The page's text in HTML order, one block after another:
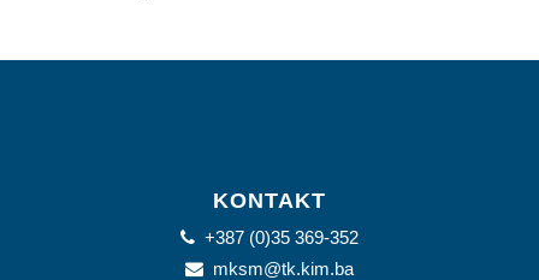
KONTAKT
+387 (0)35 369-352
mksm@tk.kim.ba